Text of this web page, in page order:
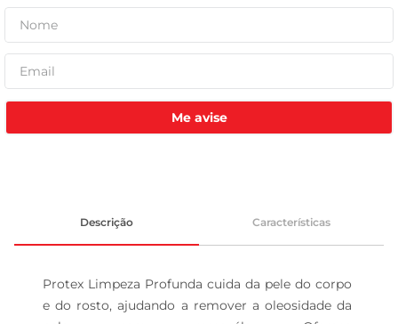
Me avise
Descrição Características
Protex Limpeza Profunda cuida da pele do corpo
e do rosto, ajudando a remover a oleosidade da